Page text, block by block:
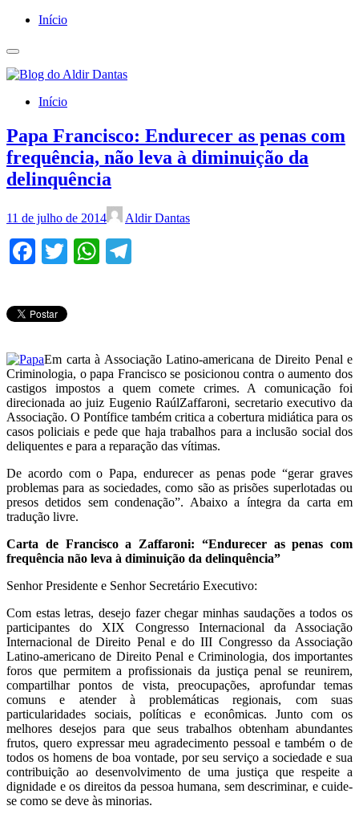
Início
Início
Papa Francisco: Endurecer as penas com
frequência, não leva à diminuição da
delinquência
11 de julho de 2014 Aldir Dantas
Facebook
TwitterWhatsApp
Em carta à Associação Latino-americana de Direito Penal e
Criminologia, o papa Francisco se posicionou contra o aumento dos
castigos impostos a quem comete crimes. A comunicação foi
direcionada ao juiz Eugenio RaúlZaffaroni, secretario executivo da
Associação. O Pontífice também critica a cobertura midiática para os
casos policiais e pede que haja trabalhos para a inclusão social dos
deliquentes e para a reparação das vítimas.
De acordo com o Papa, endurecer as penas pode “gerar graves
problemas para as sociedades, como são as prisões superlotadas ou
presos detidos sem condenação”. Abaixo a íntegra da carta em
tradução livre.
Carta de Francisco a Zaffaroni: “Endurecer as penas com
frequência não leva à diminuição da delinquência”
Senhor Presidente e Senhor Secretário Executivo:
Com estas letras, desejo fazer chegar minhas saudações a todos os
participantes do XIX Congresso Internacional da Associação
Internacional de Direito Penal e do III Congresso da Associação
Latino-americano de Direito Penal e Criminologia, dos importantes
foros que permitem a profissionais da justiça penal se reunirem,
compartilhar pontos de vista, preocupações, aprofundar temas
comuns e atender à problemáticas regionais, com suas
particularidades sociais, políticas e econômicas. Junto com os
melhores desejos para que seus trabalhos obtenham abundantes
frutos, quero expressar meu agradecimento pessoal e também o de
todos os homens de boa vontade, por seu serviço a sociedade e sua
contribuição ao desenvolvimento de uma justiça que respeite a
dignidade e os direitos da pessoa humana, sem descriminar, e cuide-
se como se deve às minorias.